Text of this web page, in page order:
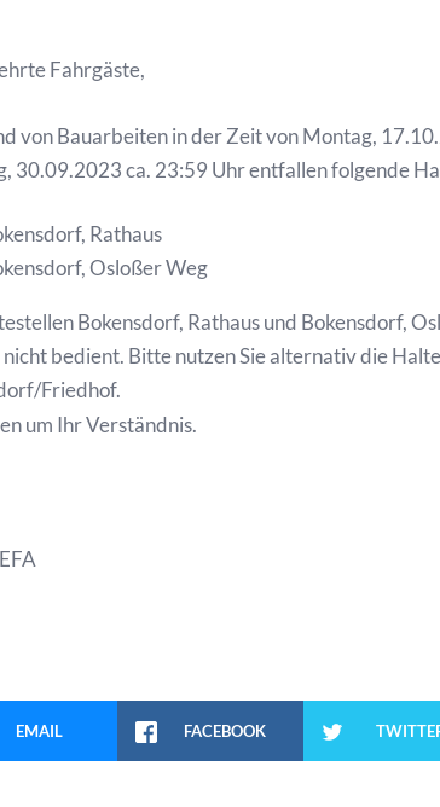
Fahrgäste,
von Bauarbeiten in der Zeit von Montag,
30.09.2023 ca. 23:59 Uhr entfallen folgende
Rathaus
Osloßer Weg
Bokensdorf, Rathaus und Bokensdorf,
bedient. Bitte nutzen Sie alternativ die
Friedhof.
um Ihr Verständnis.
EMAIL FACEBOOK